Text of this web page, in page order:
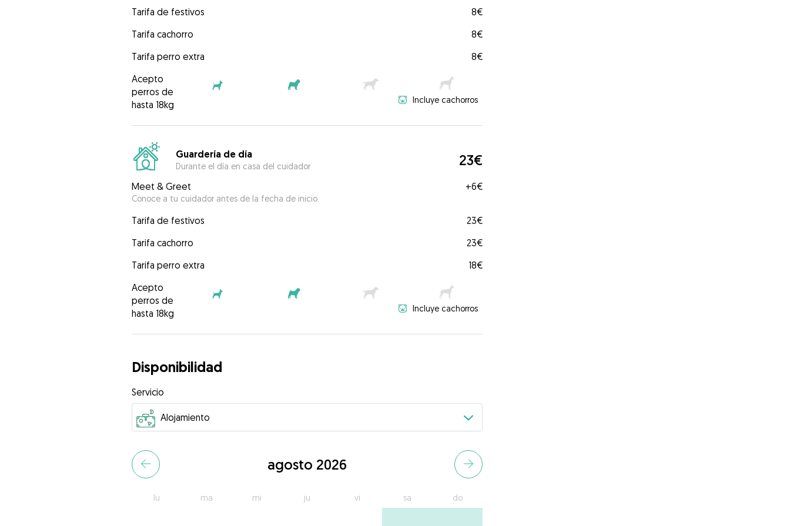
Tarifa de festivos
8€
Tarifa cachorro
8€
Tarifa perro extra
8€
Acepto
perros de
hasta 18kg
Incluye cachorros
Guardería de día
Durante el día en casa del cuidador 23€
Meet & Greet
Conoce a tu cuidador antes de la fecha de inicio.
+6€
Tarifa de festivos
23€
Tarifa cachorro
23€
Tarifa perro extra
18€
Acepto
perros de
hasta 18kg
Incluye cachorros
Disponibilidad
Servicio
agosto 2026
lu ma mi ju vi sa do